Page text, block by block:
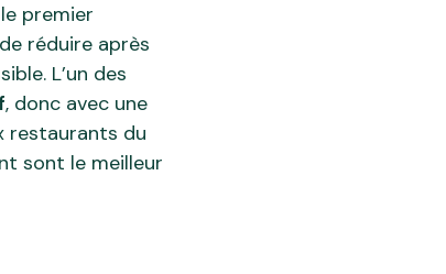
premier
réduire après
L’un des
, donc avec une
restaurants du
sont le meilleur